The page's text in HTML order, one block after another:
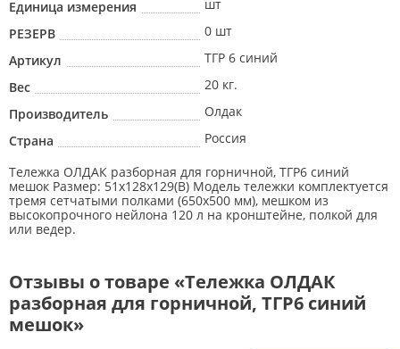
Единица измерения
шт
РЕЗЕРВ
0 шт
Артикул
ТГР 6 синий
Вес
20 кг.
Производитель
Олдак
Страна
Россия
Тележка ОЛДАК разборная для горничной, ТГР6 синий
мешок Размер: 51х128х129(В) Модель тележки комплектуется
тремя сетчатыми полками (650х500 мм), мешком из
высокопрочного нейлона 120 л на кронштейне, полкой для
или ведер.
Отзывы о товаре «Тележка ОЛДАК
разборная для горничной, ТГР6 синий
мешок»